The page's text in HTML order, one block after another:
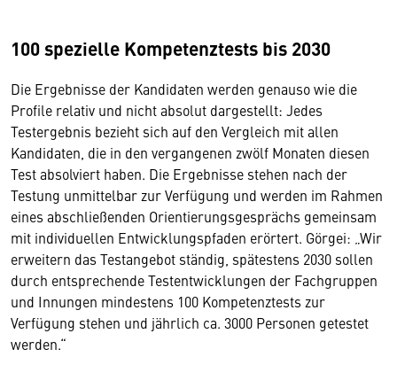
100 spezielle Kompetenztests bis 2030
Die Ergebnisse der Kandidaten werden genauso wie die
Profile relativ und nicht absolut dargestellt: Jedes
Testergebnis bezieht sich auf den Vergleich mit allen
Kandidaten, die in den vergangenen zwölf Monaten diesen
Test absolviert haben. Die Ergebnisse stehen nach der
Testung unmittelbar zur Verfügung und werden im Rahmen
eines abschließenden Orientierungsgesprächs gemeinsam
mit individuellen Entwicklungspfaden erörtert. Görgei: „Wir
erweitern das Testangebot ständig, spätestens 2030 sollen
durch entsprechende Testentwicklungen der Fachgruppen
und Innungen mindestens 100 Kompetenztests zur
Verfügung stehen und jährlich ca. 3000 Personen getestet
werden.“